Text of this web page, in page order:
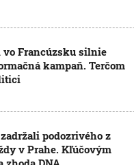
vo Francúzsku silnie
kampaň. Terčom
podozrivého z
v Prahe. Kľúčovým